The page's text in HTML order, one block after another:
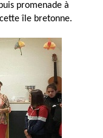
promenade à
île bretonne.